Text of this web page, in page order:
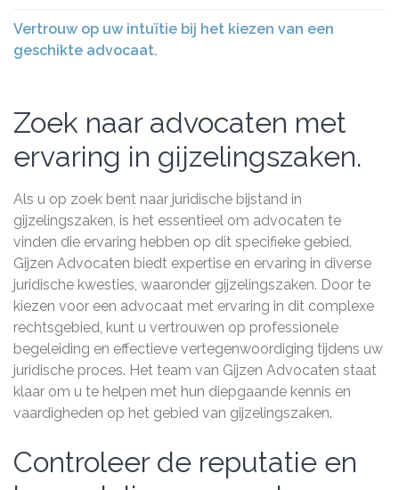
Vertrouw op uw intuïtie bij het kiezen van een
geschikte advocaat.
Zoek naar advocaten met
ervaring in gijzelingszaken.
Als u op zoek bent naar juridische bijstand in
gijzelingszaken, is het essentieel om advocaten te
vinden die ervaring hebben op dit specifieke gebied.
Gijzen Advocaten biedt expertise en ervaring in diverse
juridische kwesties, waaronder gijzelingszaken. Door te
kiezen voor een advocaat met ervaring in dit complexe
rechtsgebied, kunt u vertrouwen op professionele
begeleiding en effectieve vertegenwoordiging tijdens uw
juridische proces. Het team van Gijzen Advocaten staat
klaar om u te helpen met hun diepgaande kennis en
vaardigheden op het gebied van gijzelingszaken.
Controleer de reputatie en